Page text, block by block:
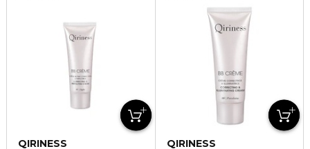
QIRINESS
QIRINESS